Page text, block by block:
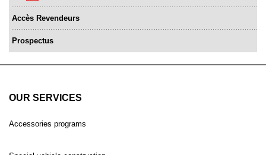
Accès Revendeurs
Prospectus
OUR SERVICES
Accessories programs